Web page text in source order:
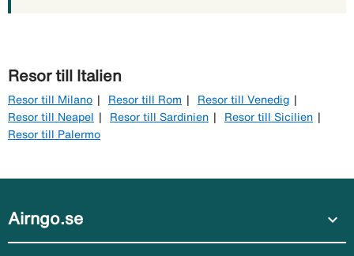
Resor till Italien
Resor till Milano Resor till Rom
Resor till Venedig
Resor till Neapel
Resor till Sardinien
Resor till Sicilien
Resor till Palermo
Airngo.se expand_more